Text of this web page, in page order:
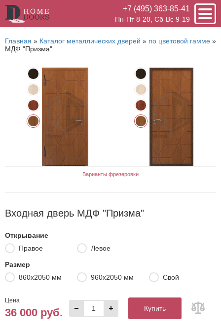
+7 (495) 363-85-41
Пн-Пт 8-20, Сб-Вс 9-19
Главная » Каталог металлических дверей » по цветовой гамме »
МДФ "Призма"
Варианты фрезеровки
Входная дверь МДФ "Призма"
Открывание
Правое
Левое
Размер
860х2050 мм
960х2050 мм Свой
Цена
36 000 руб. Купить